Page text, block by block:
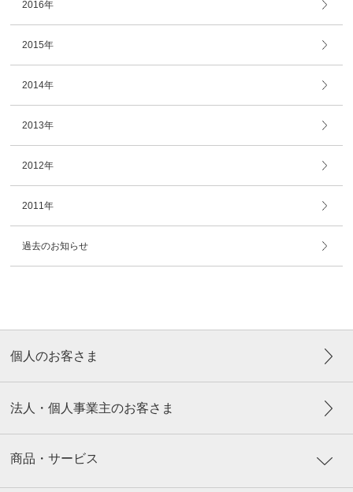
2016年
2015年
2014年
2013年
2012年
2011年
過去のお知らせ
個人のお客さま
法人・個人事業主のお客さま
商品・サービス